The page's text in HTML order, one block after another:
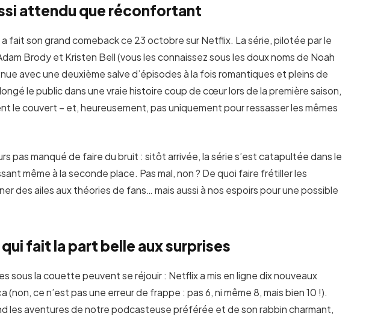
attendu que réconfortant
fait son grand comeback ce 23 octobre sur Netflix. La série, pilotée par le
Brody et Kristen Bell (vous les connaissez sous les doux noms de Noah
avec une deuxième salve d’épisodes à la fois romantiques et pleins de
le public dans une vraie histoire coup de cœur lors de la première saison,
le couvert – et, heureusement, pas uniquement pour ressasser les mêmes
pas manqué de faire du bruit : sitôt arrivée, la série s’est catapultée dans le
même à la seconde place. Pas mal, non ? De quoi faire frétiller les
des ailes aux théories de fans… mais aussi à nos espoirs pour une possible
qui fait la part belle aux surprises
sous la couette peuvent se réjouir : Netflix a mis en ligne dix nouveaux
(non, ce n’est pas une erreur de frappe : pas 6, ni même 8, mais bien 10 !).
les aventures de notre podcasteuse préférée et de son rabbin charmant,